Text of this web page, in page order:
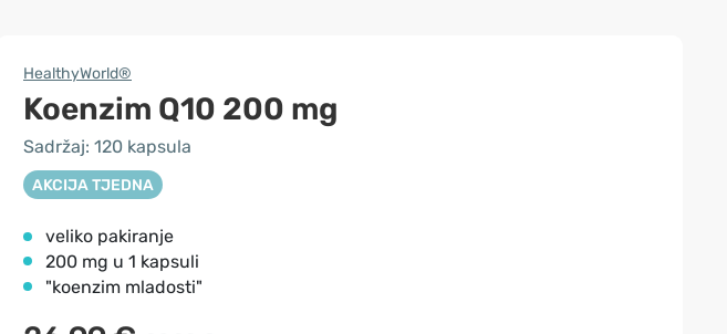
HealthyWorld®
Koenzim Q10 200 mg
Sadržaj: 120 kapsula
AKCIJA TJEDNA
veliko pakiranje
200 mg u 1 kapsuli
"koenzim mladosti"